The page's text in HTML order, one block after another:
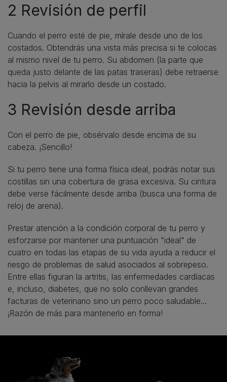
2 Revisión de perfil
Cuando el perro esté de pie, mírale desde uno de los
costados. Obtendrás una vista más precisa si te colocas
al mismo nivel de tu perro. Su abdomen (la parte que
queda justo delante de las patas traseras) debe retraerse
hacia la pelvis al mirarlo desde un costado.
3 Revisión desde arriba
Con el perro de pie, obsérvalo desde encima de su
cabeza. ¡Sencillo!
Si tu perro tiene una forma física ideal, podrás notar sus
costillas sin una cobertura de grasa excesiva. Su cintura
debe verse fácilmente desde arriba (busca una forma de
reloj de arena).
Prestar atención a la condición corporal de tu perro y
esforzarse por mantener una puntuación "ideal" de
cuatro en todas las etapas de su vida ayuda a reducir el
riesgo de problemas de salud asociados al sobrepeso.
Entre ellas figuran la artritis, las enfermedades cardíacas
e, incluso, diabetes, que no solo conllevan grandes
facturas de veterinario sino un perro poco saludable...
¡Razón de más para mantenerlo en forma!